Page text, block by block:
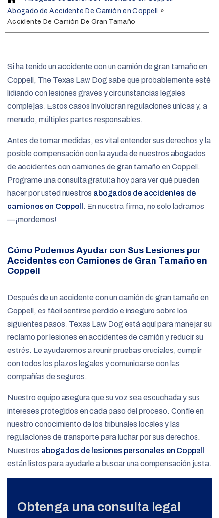
o
m
e
Abogado de Accidente De Camión en Coppell
»
Accidente De Camión De Gran Tamaño
Si ha tenido un accidente con un camión de gran tamaño en
Coppell, The Texas Law Dog sabe que probablemente esté
lidiando con lesiones graves y circunstancias legales
complejas. Estos casos involucran regulaciones únicas y, a
menudo, múltiples partes responsables.
Antes de tomar medidas, es vital entender sus derechos y la
posible compensación con la ayuda de nuestros abogados
de accidentes con camiones de gran tamaño en Coppell.
Programe una consulta gratuita hoy para ver qué pueden
hacer por usted nuestros abogados de accidentes de
camiones en Coppell . En nuestra firma, no solo ladramos
—¡mordemos!
Cómo Podemos Ayudar con Sus Lesiones por
Accidentes con Camiones de Gran Tamaño en
Coppell
Después de un accidente con un camión de gran tamaño en
Coppell, es fácil sentirse perdido e inseguro sobre los
siguientes pasos. Texas Law Dog está aquí para manejar su
reclamo por lesiones en accidentes de camión y reducir su
estrés. Le ayudaremos a reunir pruebas cruciales, cumplir
con todos los plazos legales y comunicarse con las
compañías de seguros.
Nuestro equipo asegura que su voz sea escuchada y sus
intereses protegidos en cada paso del proceso. Confíe en
nuestro conocimiento de los tribunales locales y las
regulaciones de transporte para luchar por sus derechos.
Nuestros abogados de lesiones personales en Coppell
están listos para ayudarle a buscar una compensación justa.
Obtenga una consulta legal